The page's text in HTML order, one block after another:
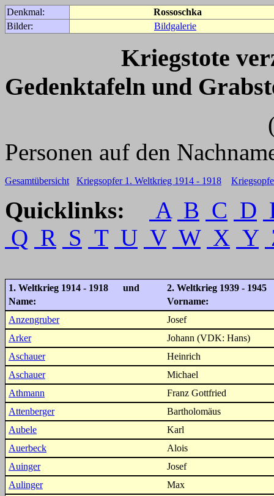
Denkmal:
Rossoschka
Bilder:
Bildgalerie
Kriegstote
Gedenktafeln und
(Für weitere
Personen auf den
Gesamtübersicht Kriegsopfer 1. Weltkrieg 1914 - 1918
Quicklinks: A B C D
Q R S T U V W X Y
1. Weltkrieg 1914 - 1918 und
2. Weltkrieg 1939 - 1945
Name:
Vorname:
Anzengruber
Josef
Arker
Johann (VDK: Hans)
Aschauer
Heinrich
Aschauer
Michael
Athmann
Franz Gottfried
Attenberger
Bartholomäus
Aubele
Karl
Auerbeck
Alois
Auinger
Josef
Aulinger
Max